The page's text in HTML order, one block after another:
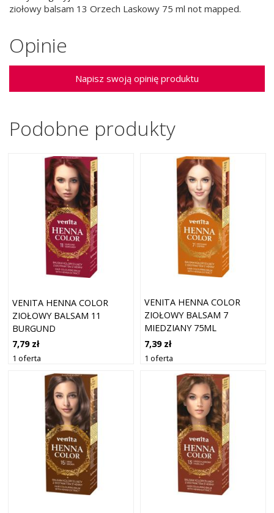
ziołowy balsam 13 Orzech Laskowy 75 ml not mapped.
Opinie
Napisz swoją opinię produktu
Podobne produkty
VENITA HENNA COLOR
ZIOŁOWY BALSAM 11
BURGUND
7,79 zł
1 oferta
VENITA HENNA COLOR
ZIOŁOWY BALSAM 7
MIEDZIANY 75ML
7,39 zł
1 oferta